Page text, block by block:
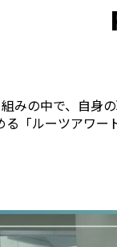
みの中で、自身
「ルーツアワー